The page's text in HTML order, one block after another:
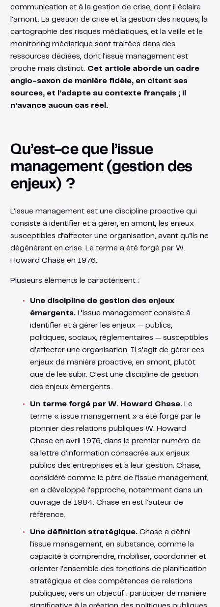
communication et à la gestion de crise, dont il éclaire
l’amont. La gestion de crise et la gestion des risques, la
cartographie des risques médiatiques, et la veille et le
monitoring médiatique sont traitées dans des
ressources dédiées, dont l’issue management est
proche mais distinct. Cet article aborde un cadre
anglo-saxon de manière fidèle, en citant ses
sources, et l’adapte au contexte français ; il
n’avance aucun cas réel.
Qu’est-ce que l’issue
management (gestion des
enjeux) ?
L’issue management est une discipline proactive qui
consiste à identifier et à gérer, en amont, les enjeux
susceptibles d’affecter une organisation, avant qu’ils ne
dégénèrent en crise. Le terme a été forgé par W.
Howard Chase en 1976.
Plusieurs éléments le caractérisent :
Une discipline de gestion des enjeux
émergents.L’issue management consiste à
identifier et à gérer les enjeux — publics,
politiques, sociaux, réglementaires — susceptibles
d’affecter une organisation. Il s’agit de gérer ces
enjeux de manière proactive, en amont, plutôt
que de les subir. C’est une discipline de gestion
des enjeux émergents.
Un terme forgé par W. Howard Chase.Le
terme « issue management » a été forgé par le
pionnier des relations publiques W. Howard
Chase en avril 1976, dans le premier numéro de
sa lettre d’information consacrée aux enjeux
publics des entreprises et à leur gestion. Chase,
considéré comme le père de l’issue management,
en a développé l’approche, notamment dans un
ouvrage de 1984. Chase en est l’auteur de
référence.
Une définition stratégique.Chase a défini
l’issue management, en substance, comme la
capacité à comprendre, mobiliser, coordonner et
orienter l’ensemble des fonctions de planification
stratégique et des compétences de relations
publiques, vers un objectif : participer de manière